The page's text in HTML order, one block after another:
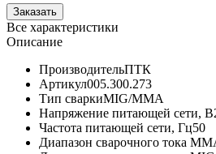
Все характеристики
Описание
ПроизводительПТК
Артикул005.300.273
Тип сваркиMIG/MMA
Напряжение питающей сети, В
Частота питающей сети, Гц50
Диапазон сварочного тока